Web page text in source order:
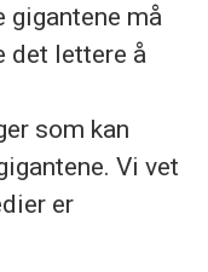
gigantene må
det lettere å
som kan
Vi vet
er